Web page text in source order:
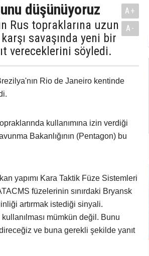
düşünüyoruz
Rus topraklarına uzun
savaşında yeni bir
vereceklerini söyledi.
A+
A-
Rio de Janeiro kentinde
kullanımına izin verdiği
Bakanlığının (Pentagon) bu
yapımı Kara Taktik Füze Sistemleri
füzelerinin sınırdaki Bryansk
artırmak istediği sinyali.
mümkün değil. Bunu
ve buna gerekli şekilde yanıt